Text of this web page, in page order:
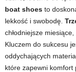
boat shoes to
lekkość i swobodę.
chłodniejsze
Kluczem do sukcesu
oddychających
które zapewni komfort